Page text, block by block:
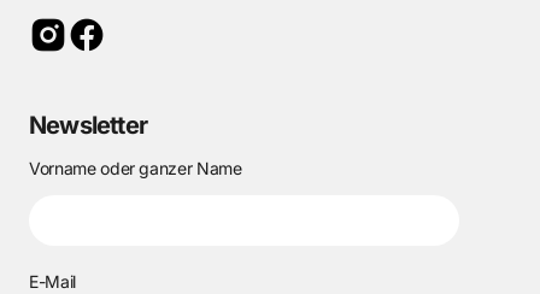
Newsletter
Vorname oder ganzer Name
E-Mail